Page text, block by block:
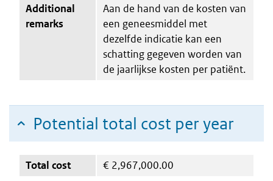
Additional
remarks
Aan de hand van de kosten van
een geneesmiddel met
dezelfde indicatie kan een
schatting gegeven worden van
de jaarlijkse kosten per patiënt.
Potential total cost per year
Total cost € 2,967,000.00